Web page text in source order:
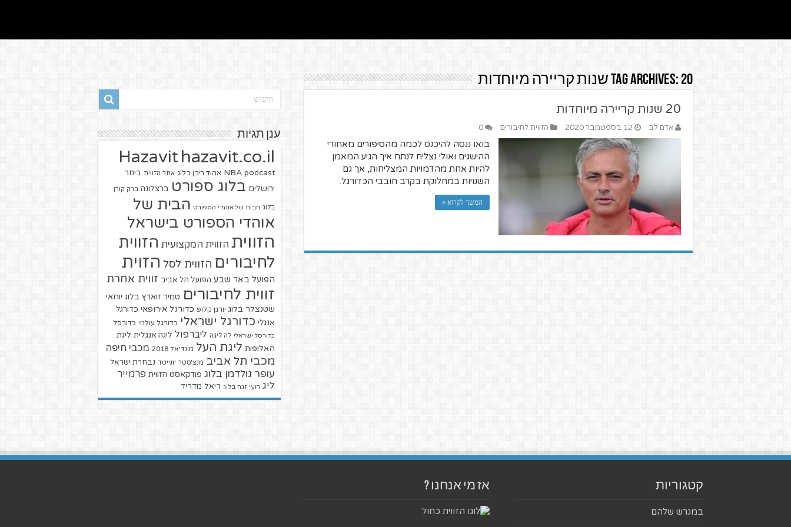
Tag Archives: 20 שנות קריירה מיוחדות
20 שנות קריירה מיוחדות
אדם לב 12 בספטמבר 2020 הזווית לחיבורים 0
בואו ננסה להיכנס לכמה מהסיפורים מאחורי
ההישגים ואולי נצליח לנתח איך הגיע המאמן
להיות אחת מהדמויות המצליחות, אך גם
השנויות במחלוקת בקרב חובבי הכדורגל.
המשך לקרוא »
ענן תגיות
Hazavit hazavit.co.il
NBA podcast אהוד ריבן בלוג אתר הזווית ביתר
ירושלים בלוג ספורט ברצלונה ברק קורן
בלוג הבית של אוהדי הספורט הבית של
אוהדי הספורט בישראל
הזווית הזווית המקצועית הזווית
לחיבורים הזווית לסל הזוית
הפועל באר שבע הפועל תל אביב זווית אחרת
זווית לחיבורים טמיר זוארץ בלוג יוחאי
שטנצלר בלוג יורגן קלופ כדורגל אירופאי כדורגל
אנגלי כדורגל ישראלי כדורגל עולמי כדורסל
כדורסל ישראלי לה ליגה ליברפול ליגה אנגלית ליגת
האלופות ליגת העל מונדיאל 2018 מכבי חיפה
מכבי תל אביב מנצ'סטר יונייטד נבחרת ישראל
עופר גולדמן בלוג פודקאסט הזווית פרמייר
ליג רועי זגה בלוג ריאל מדריד
קטגוריות
במגרש שלהם
אז מי אנחנו ?